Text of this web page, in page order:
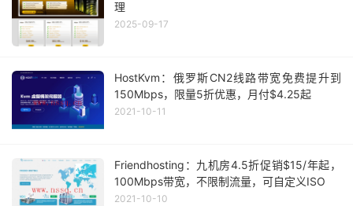
理
2025-09-17
HostKvm：俄罗斯CN2线路带宽免费提升到
150Mbps，限量5折优惠，月付$4.25起
2021-10-11
Friendhosting：九机房4.5折促销$15/年起，
100Mbps带宽，不限制流量，可自定义ISO
2021-10-10